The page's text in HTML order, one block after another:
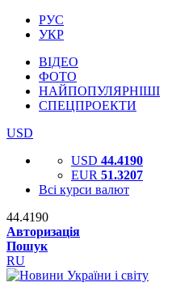
РУС
УКР
ВІДЕО
ФОТО
НАЙПОПУЛЯРНІШІ
СПЕЦПРОЕКТИ
USD
USD 44.4190
EUR 51.3207
Всі курси валют
44.4190
Авторизація
Пошук
RU